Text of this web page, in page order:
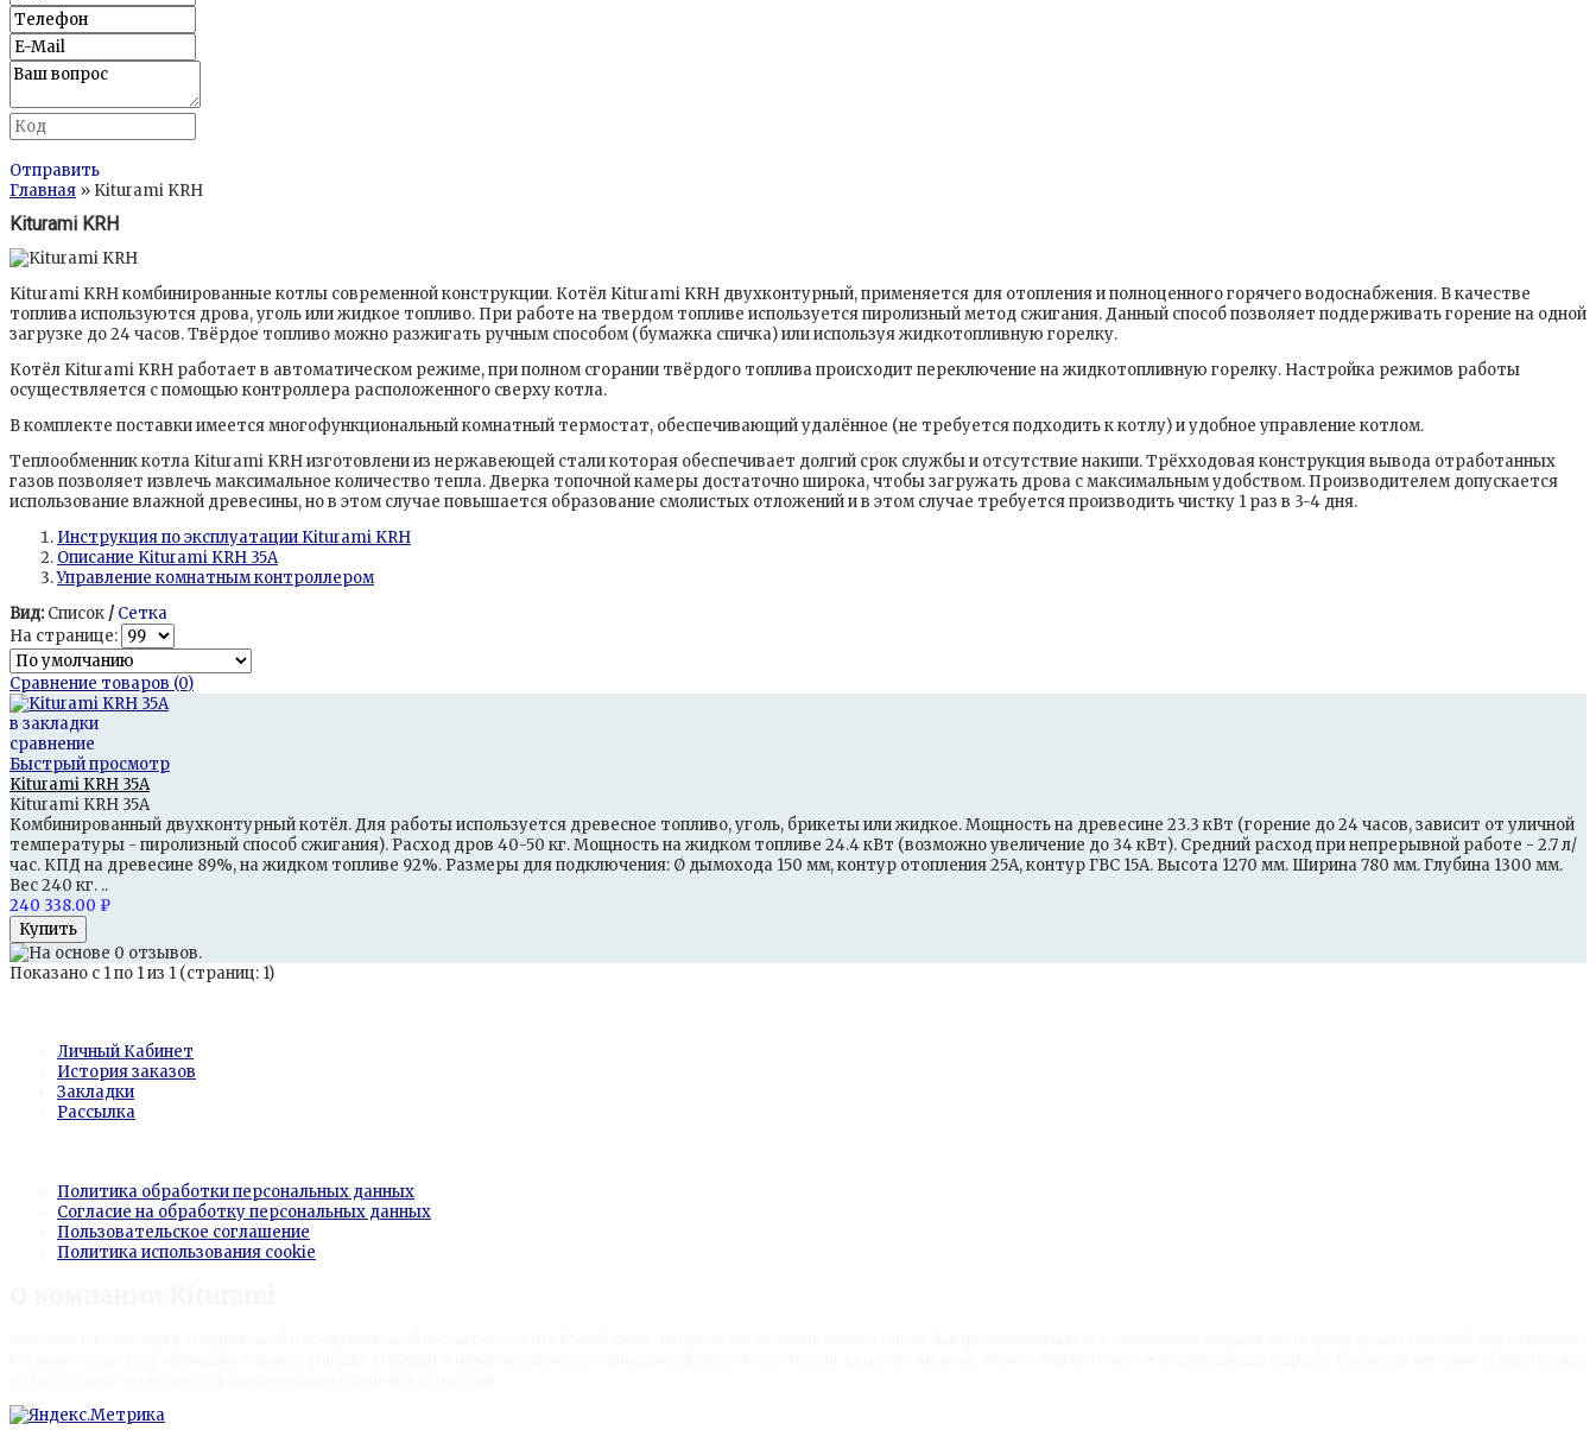
Отправить
Главная » Kiturami KRH
Kiturami KRH
Kiturami KRH комбинированные котлы современной конструкции. Котёл Kiturami KRH двухконтурный, применяется для отопления и полноценного горячего водоснабжения. В качестве
топлива используются дрова, уголь или жидкое топливо. При работе на твердом топливе используется пиролизный метод сжигания. Данный способ позволяет поддерживать горение на одной
загрузке до 24 часов. Твёрдое топливо можно разжигать ручным способом (бумажка спичка) или используя жидкотопливную горелку.
Котёл Kiturami KRH работает в автоматическом режиме, при полном сгорании твёрдого топлива происходит переключение на жидкотопливную горелку. Настройка режимов работы
осуществляется с помощью контроллера расположенного сверху котла.
В комплекте поставки имеется многофункциональный комнатный термостат, обеспечивающий удалённое (не требуется подходить к котлу) и удобное управление котлом.
Теплообменник котла Kiturami KRH изготовлени из нержавеющей стали которая обеспечивает долгий срок службы и отсутствие накипи. Трёхходовая конструкция вывода отработанных
газов позволяет извлечь максимальное количество тепла. Дверка топочной камеры достаточно широка, чтобы загружать дрова с максимальным удобством. Производителем допускается
использование влажной древесины, но в этом случае повышается образование смолистых отложений и в этом случае требуется производить чистку 1 раз в 3-4 дня.
Инструкция по эксплуатации Kiturami KRH
Описание Kiturami KRH 35A
Управление комнатным контроллером
Вид: Список / Сетка
На странице:
Сравнение товаров (0)
в закладки
сравнение
Быстрый просмотр
Kiturami KRH 35A
Kiturami KRH 35A
Комбинированный двухконтурный котёл. Для работы используется древесное топливо, уголь, брикеты или жидкое. Мощность на древесине 23.3 кВт (горение до 24 часов, зависит от уличной
температуры - пиролизный способ сжигания). Расход дров 40-50 кг. Мощность на жидком топливе 24.4 кВт (возможно увеличение до 34 кВт). Средний расход при непрерывной работе - 2.7 л/
час. КПД на древесине 89%, на жидком топливе 92%. Размеры для подключения: Ø дымохода 150 мм, контур отопления 25А, контур ГВС 15А. Высота 1270 мм. Ширина 780 мм. Глубина 1300 мм.
Вес 240 кг. ..
240 338.00 ₽
Показано с 1 по 1 из 1 (страниц: 1)
Личный Кабинет
История заказов
Закладки
Рассылка
Политика обработки персональных данных
Согласие на обработку персональных данных
Пользовательское соглашение
Политика использования cookie